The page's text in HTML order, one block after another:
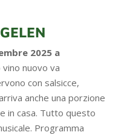
2025 a
nuovo va
con salsicce,
anche una porzione
in casa. Tutto questo
Programma